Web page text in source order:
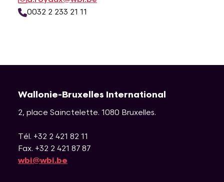
0032 2 233 21 11
Wallonie-Bruxelles International
2, place Sainctelette. 1080 Bruxelles.
Tél. +32 2 421 82 11
Fax. +32 2 421 87 87
wbi@wbi.be